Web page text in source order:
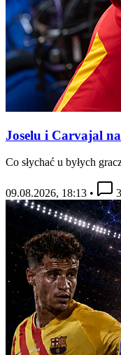
Joselu i Carvajal
Co słychać u byłych
09.08.2026, 18:13 • 3